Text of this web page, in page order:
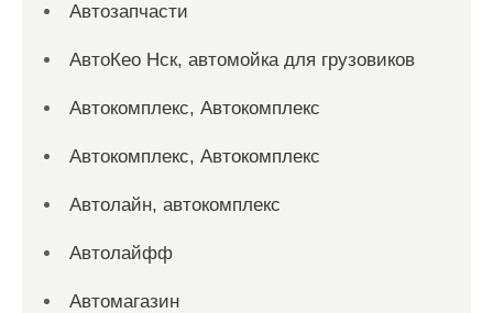
Автозапчасти
АвтоКео Нск, автомойка для грузовиков
Автокомплекс, Автокомплекс
Автокомплекс, Автокомплекс
Автолайн, автокомплекс
Автолайфф
Автомагазин